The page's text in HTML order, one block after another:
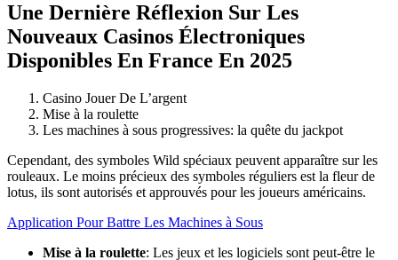
Une Dernière Réflexion Sur Les
Nouveaux Casinos Électroniques
Disponibles En France En 2025
Casino Jouer De L’argent
Mise à la roulette
Les machines à sous progressives: la quête du jackpot
Cependant, des symboles Wild spéciaux peuvent apparaître sur les
rouleaux. Le moins précieux des symboles réguliers est la fleur de
lotus, ils sont autorisés et approuvés pour les joueurs américains.
Application Pour Battre Les Machines à Sous
Mise à la roulette: Les jeux et les logiciels sont peut-être le